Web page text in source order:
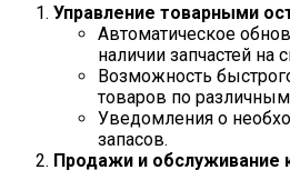
Управление товарными
Автоматическое
наличии запчастей на
Возможность
товаров по
Уведомления о
запасов.
Продажи и обслуживание